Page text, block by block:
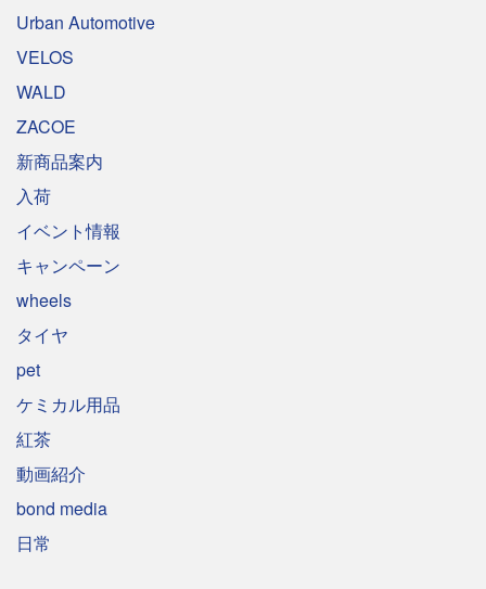
Urban Automotive
VELOS
WALD
ZACOE
新商品案内
入荷
イベント情報
キャンペーン
wheels
タイヤ
pet
ケミカル用品
紅茶
動画紹介
bond media
日常